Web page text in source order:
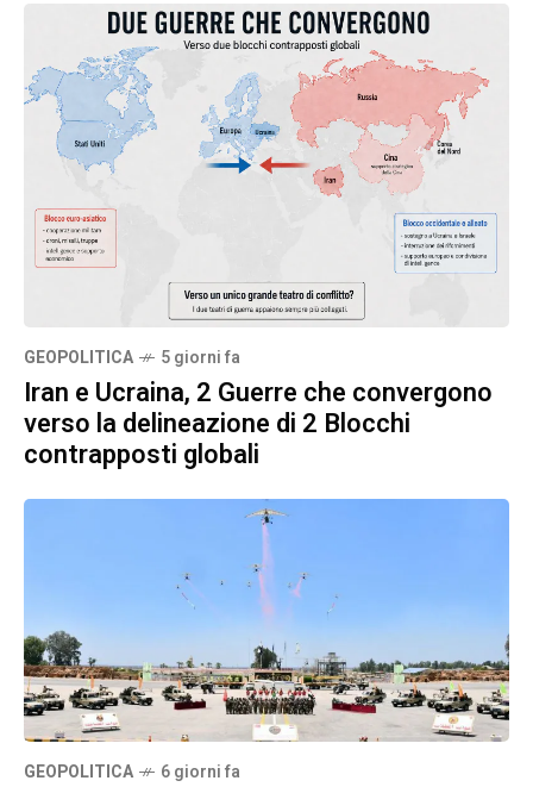
GEOPOLITICA 5 giorni fa
Iran e Ucraina, 2 Guerre che convergono
verso la delineazione di 2 Blocchi
contrapposti globali
GEOPOLITICA 6 giorni fa